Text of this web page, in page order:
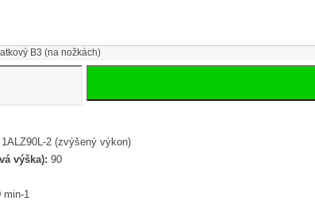
1ALZ90L-2 (zvýšený výkon)
výška): 90
min-1